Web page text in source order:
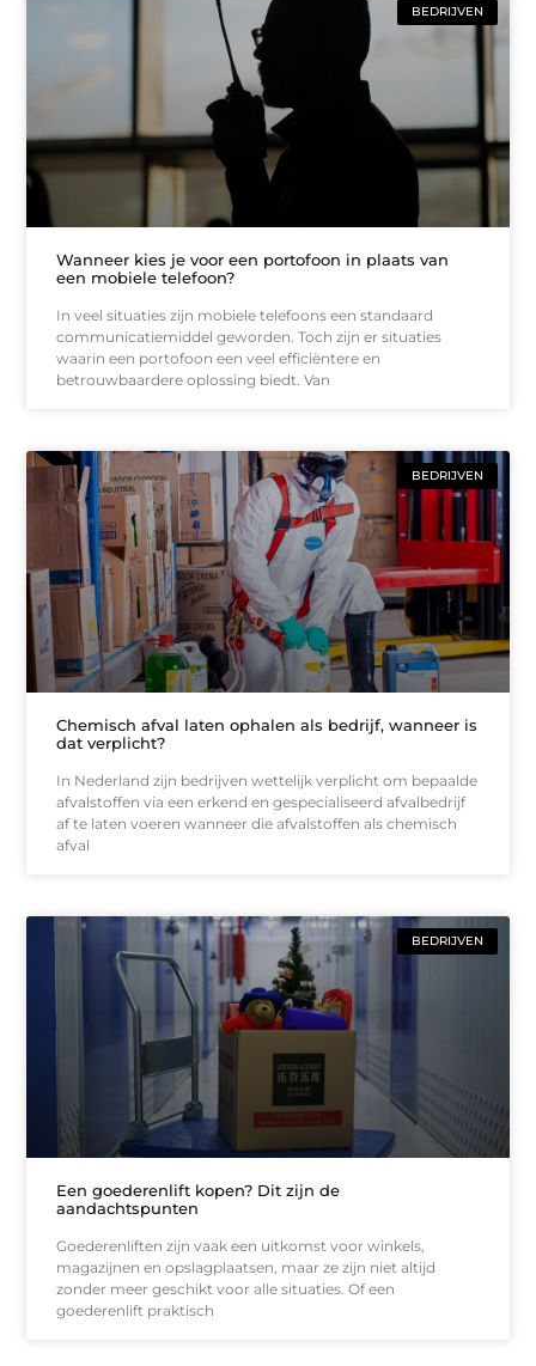
BEDRIJVEN
Wanneer kies je voor een portofoon in plaats van
een mobiele telefoon?
In veel situaties zijn mobiele telefoons een standaard
communicatiemiddel geworden. Toch zijn er situaties
waarin een portofoon een veel efficiëntere en
betrouwbaardere oplossing biedt. Van
BEDRIJVEN
Chemisch afval laten ophalen als bedrijf, wanneer is
dat verplicht?
In Nederland zijn bedrijven wettelijk verplicht om bepaalde
afvalstoffen via een erkend en gespecialiseerd afvalbedrijf
af te laten voeren wanneer die afvalstoffen als chemisch
afval
BEDRIJVEN
Een goederenlift kopen? Dit zijn de
aandachtspunten
Goederenliften zijn vaak een uitkomst voor winkels,
magazijnen en opslagplaatsen, maar ze zijn niet altijd
zonder meer geschikt voor alle situaties. Of een
goederenlift praktisch